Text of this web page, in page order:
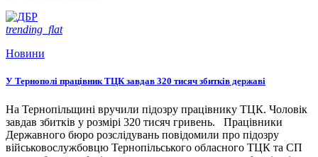
trending_flat
Новини
У Тернополі працівник ТЦК завдав 320 тисяч збитків державі
На Тернопільщині вручили підозру працівнику ТЦК. Чоловік
завдав збитків у розмірі 320 тисяч гривень. Працівники
Державного бюро розслідувань повідомили про підозру
військовослужбовцю Тернопільського обласного ТЦК та СП